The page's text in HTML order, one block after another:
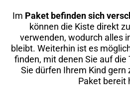
Im Paket befinden sich
können die Kiste direkt
verwenden, wodurch alles
bleibt. Weiterhin ist es
finden, mit denen Sie auf die
Sie dürfen Ihrem Kind gern
Paket bereit